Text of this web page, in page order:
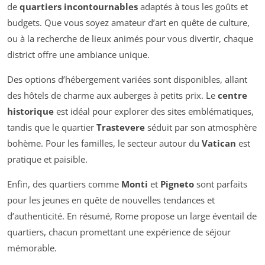
de quartiers incontournables adaptés à tous les goûts et
budgets. Que vous soyez amateur d’art en quête de culture,
ou à la recherche de lieux animés pour vous divertir, chaque
district offre une ambiance unique.
Des options d’hébergement variées sont disponibles, allant
des hôtels de charme aux auberges à petits prix. Le centre
historique est idéal pour explorer des sites emblématiques,
tandis que le quartier Trastevere séduit par son atmosphère
bohème. Pour les familles, le secteur autour du Vatican est
pratique et paisible.
Enfin, des quartiers comme Monti et Pigneto sont parfaits
pour les jeunes en quête de nouvelles tendances et
d’authenticité. En résumé, Rome propose un large éventail de
quartiers, chacun promettant une expérience de séjour
mémorable.